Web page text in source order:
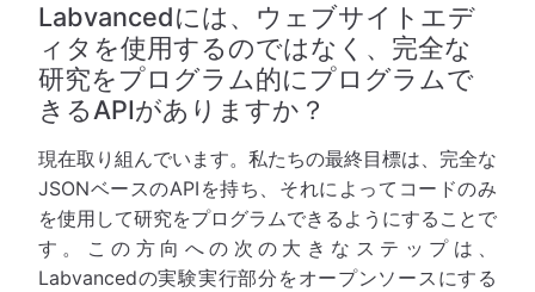
Labvancedには、ウェブサイトエデ
ィタを使用するのではなく、完全な
研究をプログラム的にプログラムで
きるAPIがありますか？
現在取り組んでいます。私たちの最終目標は、完全な
JSONベースのAPIを持ち、それによってコードのみ
を使用して研究をプログラムできるようにすることで
す。この方向への次の大きなステップは、
Labvancedの実験実行部分をオープンソースにする